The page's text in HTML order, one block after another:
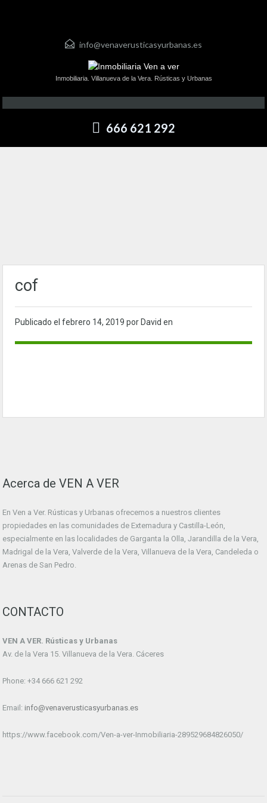
info@venaverusticasyurbanas.es
Inmobiliaria. Villanueva de la Vera. Rústicas y Urbanas
666 621 292
cof
Publicado el febrero 14, 2019 por David en
Acerca de VEN A VER
En Ven a Ver. Rústicas y Urbanas ofrecemos a nuestros clientes
propiedades en las comunidades de Extemadura y Castilla-León,
especialmente en las localidades de Garganta la Olla, Jarandilla de la Vera,
Madrigal de la Vera, Valverde de la Vera, Villanueva de la Vera, Candeleda o
Arenas de San Pedro.
CONTACTO
VEN A VER. Rústicas y Urbanas
Av. de la Vera 15. Villanueva de la Vera. Cáceres
Phone: +34 666 621 292
Email: info@venaverusticasyurbanas.es
https://www.facebook.com/Ven-a-ver-Inmobiliaria-289529684826050/